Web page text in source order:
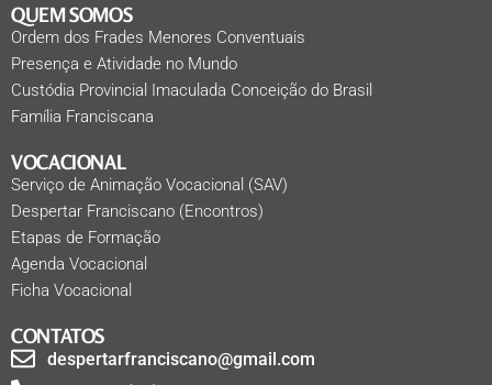
QUEM SOMOS
Ordem dos Frades Menores Conventuais
Presença e Atividade no Mundo
Custódia Provincial Imaculada Conceição do Brasil
Família Franciscana
VOCACIONAL
Serviço de Animação Vocacional (SAV)
Despertar Franciscano (Encontros)
Etapas de Formação
Agenda Vocacional
Ficha Vocacional
CONTATOS
despertarfranciscano@gmail.com